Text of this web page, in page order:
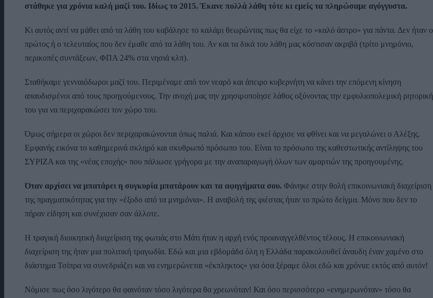
στάθηκε για χρόνια καλή μαζί του. Ιδίως το 2015. Έκανε πολλά λάθη τότε κι εμείς τα πληρώσαμε αγόγγυστα.
Κι αυτός αντί να μάθει από τα λάθη του καβάλησε το καλάμι θεωρώντας πως θα είχε το «καλό άστρο» για πάντα. Δεν ήταν ο
πρώτος ή ο τελευταίος που δεν έμαθε από τα λάθη του. Αν και τα δικά του λάθη μας κόστισαν ακριβά (τρίτο μνημόνιο,
περικοπές συντάξεων, ΦΠΑ 24% στα νησιά κλπ).
Σταθήκαμε γενναιόδωροι μαζί του. Περιμέναμε από τον νεαρό και άπειρο κυβερνήτη να κάνει την επόμενη κίνηση
απαυδισμένοι από τους προηγούμενους. Την ανοχή μας την χρησιμοποίησε λάθος οξύνοντας την εμφυλιοπολεμική ρητορική
του για να περιχαρακώσει τον χώρο του.
Όμως σήμερα οι χώροι δεν περιχαρακώνονται όπως παλιά. Και κάπου εκεί άρχισε να φθίνει και να μεγαλώνει ο Αλέξης.
Εμφανής εικόνα το καθημερινά σκληρό και σκυθρωπό πρόσωπο του. Είναι το πρόσωπο της καθεστωτικής αντίληψης του
ΣΥΡΙΖΑ και της «νέας εποχής» που πάλιωσε γρήγορα με την αναπαραγωγή όλων των αμαρτιών της προηγουμένης.
Όταν αρχίσει να μπατάρει η συγκυρία μπατάρουν και τα αφηγήματα σου. Φάνηκε στην θολή επικοινωνιακή διαχείριση
της πραγματικότητας για την «έξοδο από τα μνημόνια». Η αναβολή της φιέστας ήταν το πρώτο δείγμα. Μόνο που δεν το
πήραν είδηση και συνέχισαν σαν άλλοτε.
Η τραγική διοικητική διαχείριση της φωτιάς στο Μάτι ήταν η αρχή ενός προαναγγελθέντος τέλους. Η επικοινωνιακή
διαχείριση της ήταν μια πολιτική τραγωδία. Εδώ και μια εβδομάδα όλη η Ελλάδα παρακολουθεί άναυδη έναν χαμένο στο
διάστημα Τσίπρα να συνεδριάζει και να ενημερώνεται «έκπληκτος» για όσα ξέραμε όλοι εδώ και χρόνια: εκτός από αυτόν!
Νόμισε πως όσο λιγότερο θα φαινόταν τόσο λιγότερα θα χρεωνόταν! Και όσο περισσότερο «ενημερωνόταν» τόσο θα